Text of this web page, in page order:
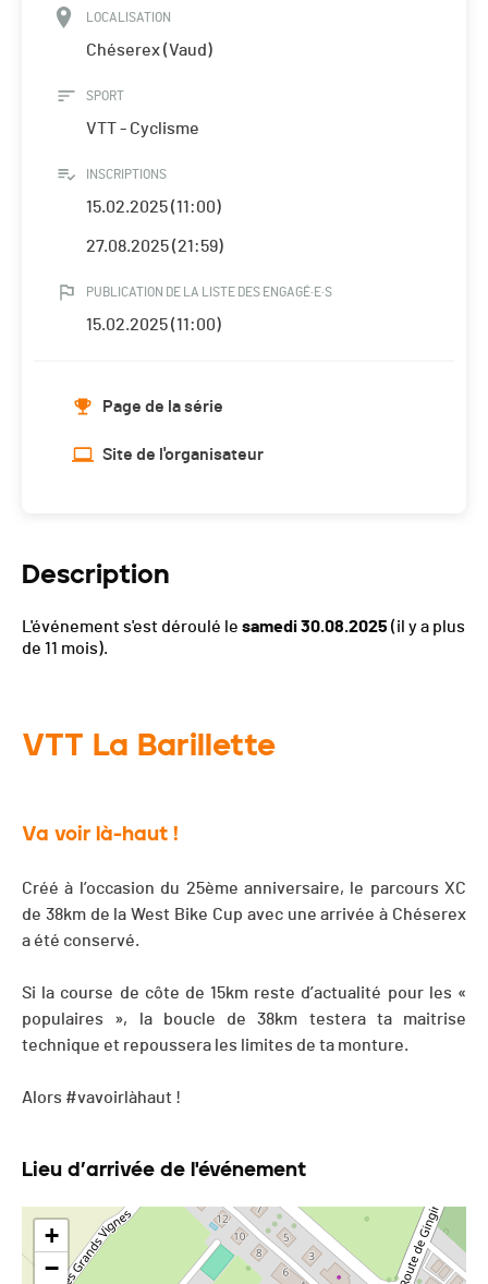
LOCALISATION
Chéserex (Vaud)
SPORT
VTT - Cyclisme
INSCRIPTIONS
15.02.2025 (11:00)
27.08.2025 (21:59)
PUBLICATION DE LA LISTE DES ENGAGÉ·E·S
15.02.2025 (11:00)
Page de la série
Site de l'organisateur
Description
L'événement s'est déroulé le samedi 30.08.2025 (il y a plus
de 11 mois).
VTT La Barillette
Va voir là-haut !
Créé à l’occasion du 25ème anniversaire, le parcours XC
de 38km de la West Bike Cup avec une arrivée à Chéserex
a été conservé.
Si la course de côte de 15km reste d’actualité pour les «
populaires », la boucle de 38km testera ta maitrise
technique et repoussera les limites de ta monture.
Alors #vavoirlàhaut !
Lieu d’arrivée de l'événement
+
−